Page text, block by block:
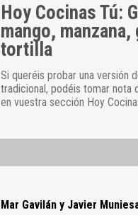
Hoy Cocinas Tú:
mango,
tortilla
Si queréis probar una versión
tradicional, podéis tomar
en vuestra sección Hoy
Mar Gavilán y Javier